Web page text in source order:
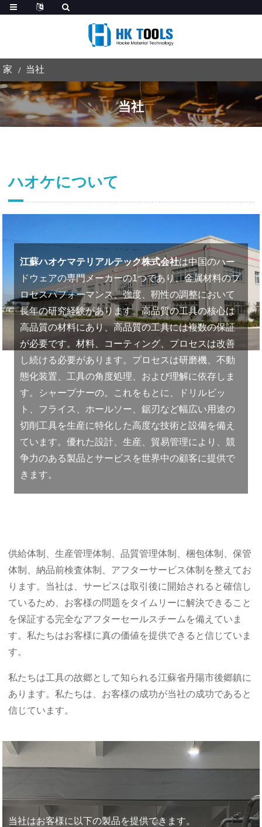
家 当社
当社
ハオケについて
江蘇ハオケマテリアルテック株式会社は中国のハー
ドウェアの専門メーカーの1つであり、金属材料のプ
ロセスパフォーマンス、強度、靭性の調整において
長年の研究経験があります。高品質の工具の核心は
高品質の材料にあり、高品質の工具には複数の保証
が必要です。材料、コーティング、プロセスは改善
し続ける必要があります。プロセスは研磨機、不動
態化装置、工具の角度処理、および理解に依存しま
す。シャープナーの。これをもとに、ドリルビッ
ト、フライス、ホールソー、鋸刃など幅広い用途の
切削工具を生産に特化した高度な技術と設備を備え
ています。優れた設計、生産、貿易管理により、競
争力のある製品とサービスを世界中の顧客に提供で
きます。
供給体制、生産管理体制、品質管理体制、梱包体制、保管
体制、納品前検査体制、アフターサービス体制を整えてお
ります。当社は、サービスは取引後に開始されると確信し
ているため、お客様の問題をタイムリーに解決できること
を保証する完全なアフターセールスチームを備えていま
す。私たちはお客様に真の価値を提供できると信じていま
す。
私たちは工具の故郷として知られる江蘇省丹陽市後郷鎮に
あります。私たちは、お客様の成功が当社の成功であると
信じています。
当社はお客様に以下の製品を提供できます。